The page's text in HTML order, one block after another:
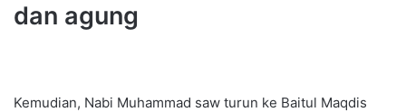
dan agung
Kemudian, Nabi Muhammad saw turun ke Baitul Maqdis